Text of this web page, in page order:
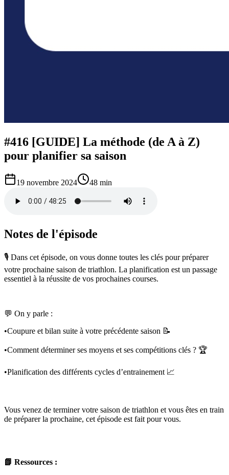
#416 [GUIDE] La méthode (de A à Z)
pour planifier sa saison
19 novembre 2024 48 min
Notes de l'épisode
🎙️ Dans cet épisode, on vous donne toutes les clés pour préparer
votre prochaine saison de triathlon. La planification est un passage
essentiel à la réussite de vos prochaines courses.
💬 On y parle :
•Coupure et bilan suite à votre précédente saison 📝
•Comment déterminer ses moyens et ses compétitions clés ? 🏆
•Planification des différents cycles d’entrainement 📈
Vous venez de terminer votre saison de triathlon et vous êtes en train
de préparer la prochaine, cet épisode est fait pour vous.
📗 Ressources :